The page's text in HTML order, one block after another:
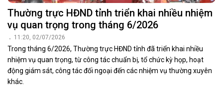
Thường trực HĐND tỉnh triển khai nhiều nhiệm
vụ quan trọng trong tháng 6/2026
11:20, 02/07/2026
Trong tháng 6/2026, Thường trực HĐND tỉnh đã triển khai nhiều
nhiệm vụ quan trọng, từ công tác chuẩn bị, tổ chức kỳ họp, hoạt
động giám sát, công tác đối ngoại đến các nhiệm vụ thường xuyên
khác.